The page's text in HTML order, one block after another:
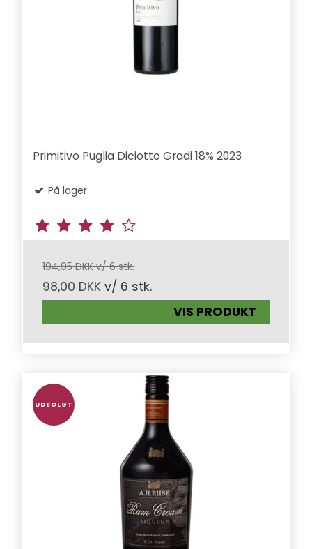
Primitivo Puglia Diciotto Gradi 18% 2023
På lager
194,95 DKK v/ 6 stk.
98,00 DKK v/ 6 stk.
VIS PRODUKT
UDSOLGT